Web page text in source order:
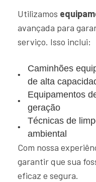
Utilizamos
avançada para
serviço. Isso inclui:
Caminhões
de alta
Equipamentos
geração
Técnicas de
ambiental
Com nossa
garantir que sua
eficaz e segura.